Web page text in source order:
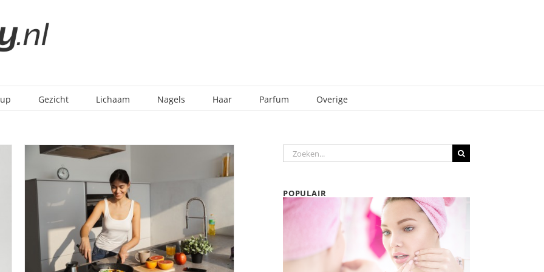
Gezicht Lichaam Nagels Haar Parfum Overige
Zoeken
naar:
POPULAIR